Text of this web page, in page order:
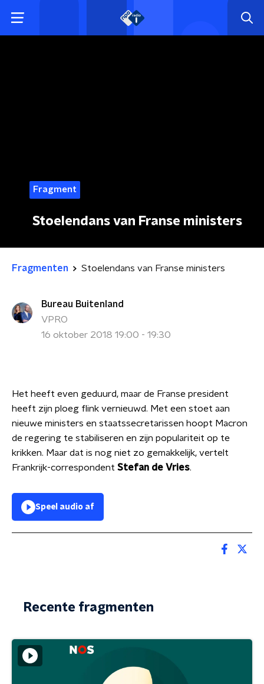
Fragment
Stoelendans van Franse ministers
Fragmenten Stoelendans van Franse ministers
Bureau Buitenland
VPRO
16 oktober 2018 19:00 - 19:30
Het heeft even geduurd, maar de Franse president
heeft zijn ploeg flink vernieuwd. Met een stoet aan
nieuwe ministers en staatssecretarissen hoopt Macron
de regering te stabiliseren en zijn populariteit op te
krikken. Maar dat is nog niet zo gemakkelijk, vertelt
Frankrijk-correspondent Stefan de Vries.
Speel audio af
Recente fragmenten